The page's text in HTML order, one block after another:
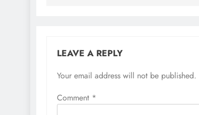
LEAVE A REPLY
Your email address will not be published.
Comment *